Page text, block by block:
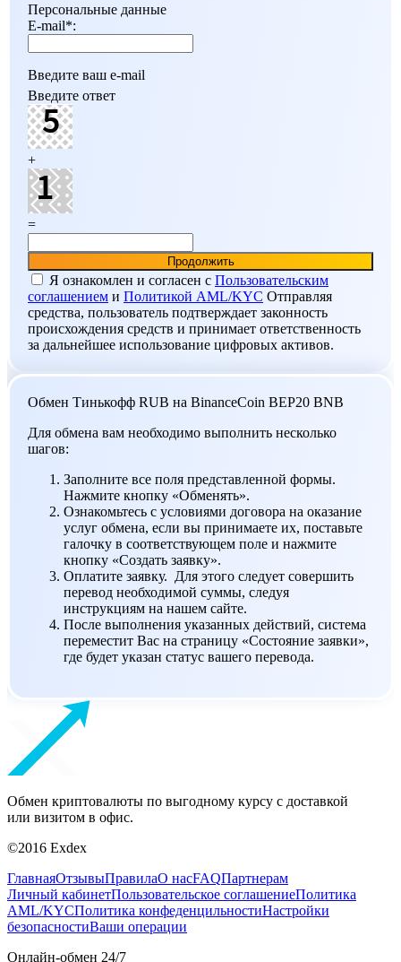
Персональные данные
E-mail*:
Введите ваш e-mail
Введите ответ
+
=
Я ознакомлен и согласен c Пользовательским
соглашением и Политикой AML/KYC Отправляя
средства, пользователь подтверждает законность
происхождения средств и принимает ответственность
за дальнейшее использование цифровых активов.
Обмен Тинькофф RUB на BinanceCoin BEP20 BNB
Для обмена вам необходимо выполнить несколько
шагов:
Заполните все поля представленной формы.
Нажмите кнопку «Обменять».
Ознакомьтесь с условиями договора на оказание
услуг обмена, если вы принимаете их, поставьте
галочку в соответствующем поле и нажмите
кнопку «Создать заявку».
Оплатите заявку. Для этого следует совершить
перевод необходимой суммы, следуя
инструкциям на нашем сайте.
После выполнения указанных действий, система
переместит Вас на страницу «Состояние заявки»,
где будет указан статус вашего перевода.
Обмен криптовалюты по выгодному курсу с доставкой
или визитом в офис.
©2016 Exdex
ГлавнаяОтзывыПравилаО насFAQПартнерам
Личный кабинетПользовательское соглашениеПолитика
AML/KYCПолитика конфеденцильностиНастройки
безопасностиВаши операции
Онлайн-обмен 24/7